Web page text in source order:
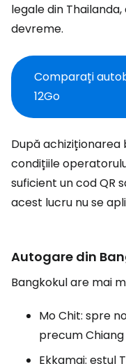
legale din
devreme.
Comparați
12Go
După achiziționarea
condițiile
suficient un cod QR
acest lucru nu se
Autogare din
Bangkokul are mai
Mo Chit: spre
precum Chiang
Ekkamai: estul